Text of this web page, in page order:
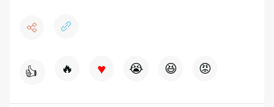
👍 🔥 ♥ 😭 😆 😡